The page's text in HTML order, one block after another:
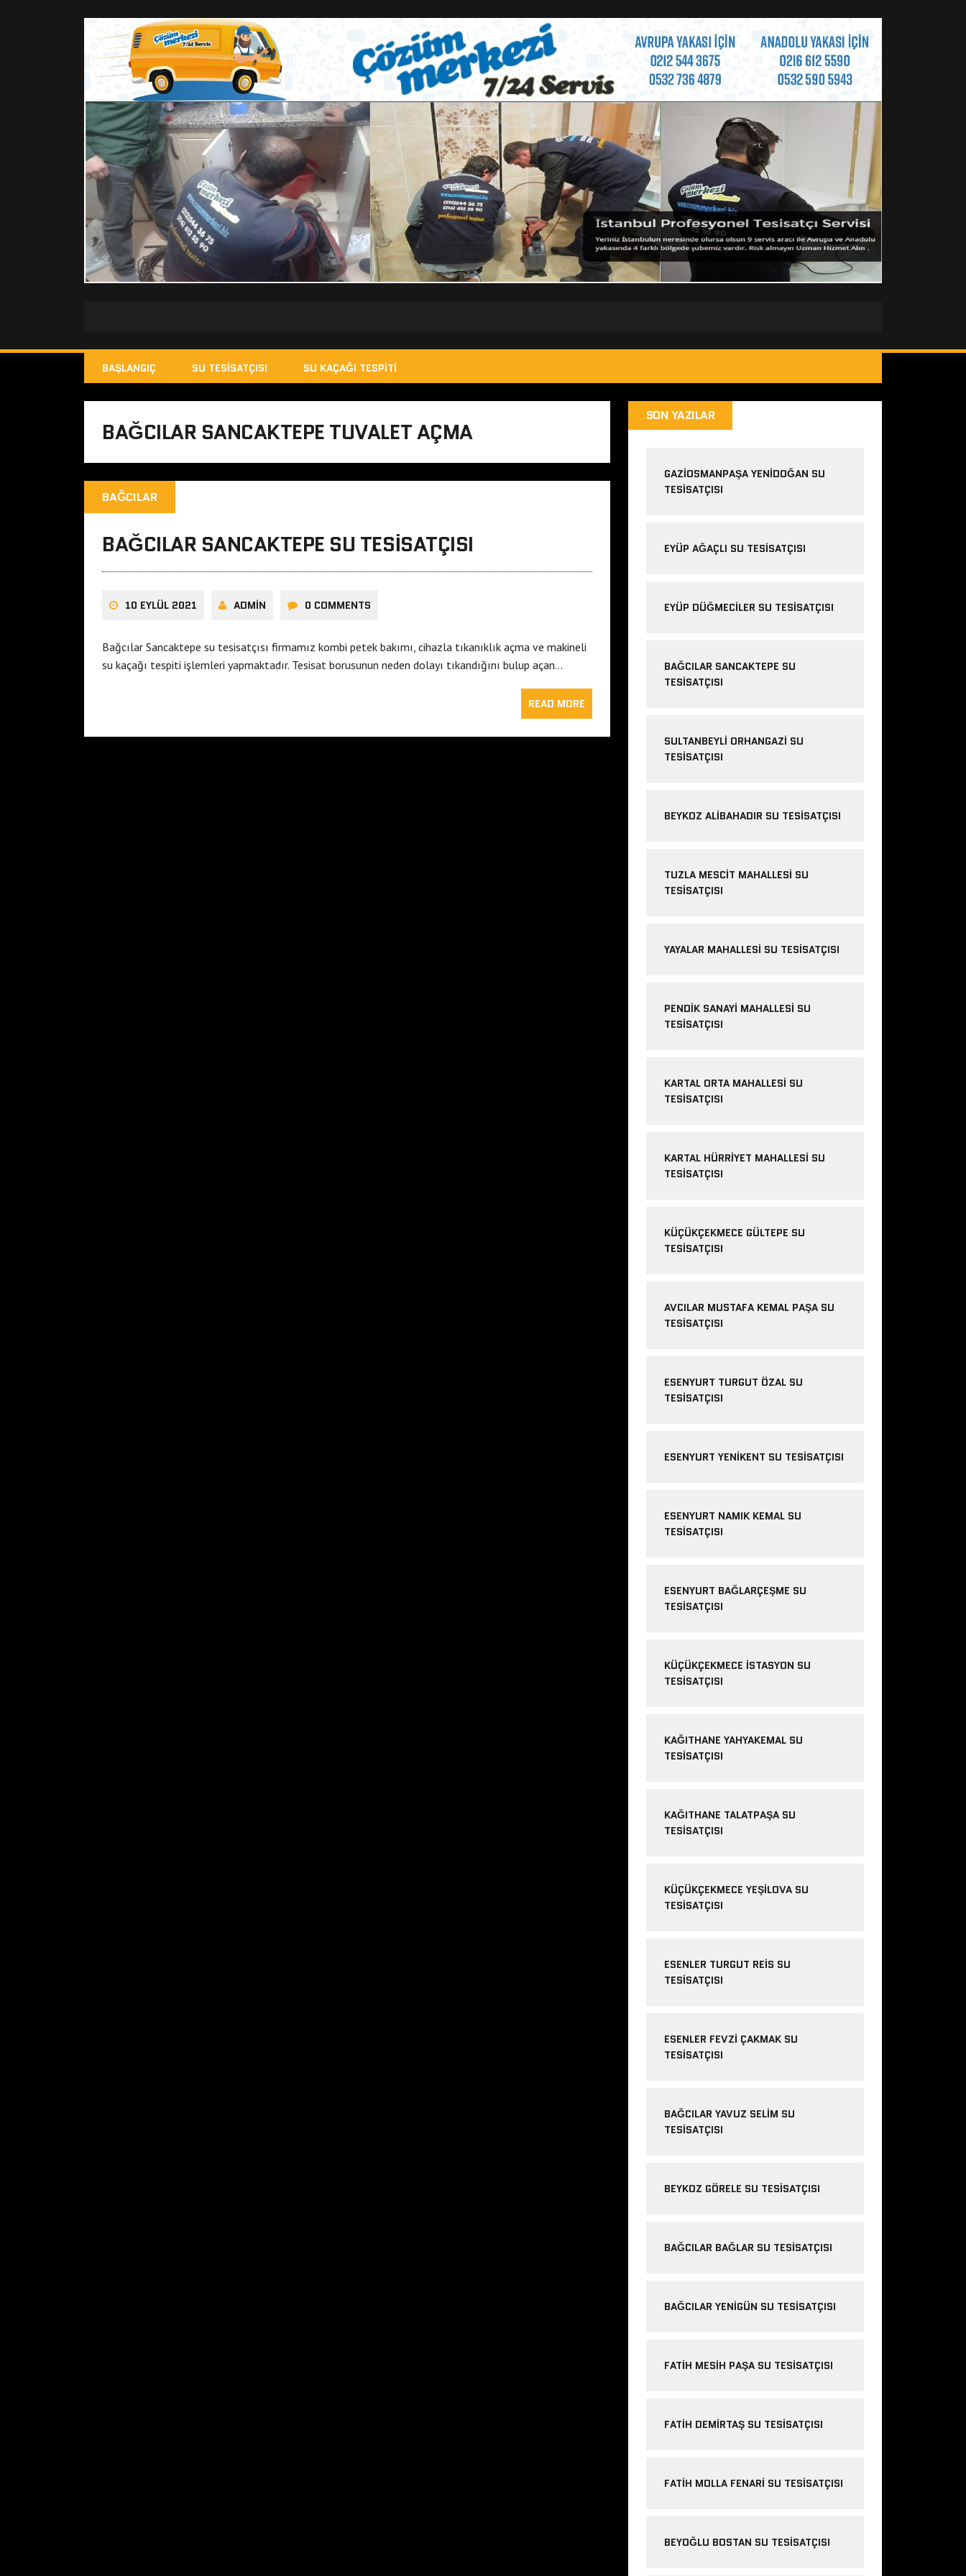
BAŞLANGIÇ SU TESISATÇISI SU KAÇAĞI TESPITI
BAĞCILAR SANCAKTEPE TUVALET AÇMA
BAĞCILAR
BAĞCILAR SANCAKTEPE SU TESISATÇISI
10 EYLÜL 2021 ADMIN 0 COMMENTS
Bağcılar Sancaktepe su tesisatçısı firmamız kombi petek bakımı, cihazla tıkanıklık açma ve makineli
su kaçağı tespiti işlemleri yapmaktadır. Tesisat borusunun neden dolayı tıkandığını bulup açan…
READ MORE
SON YAZILAR
GAZIOSMANPAŞA YENIDOĞAN SU
TESISATÇISI
EYÜP AĞAÇLI SU TESISATÇISI
EYÜP DÜĞMECILER SU TESISATÇISI
BAĞCILAR SANCAKTEPE SU
TESISATÇISI
SULTANBEYLI ORHANGAZI SU
TESISATÇISI
BEYKOZ ALIBAHADIR SU TESISATÇISI
TUZLA MESCIT MAHALLESI SU
TESISATÇISI
YAYALAR MAHALLESI SU TESISATÇISI
PENDIK SANAYI MAHALLESI SU
TESISATÇISI
KARTAL ORTA MAHALLESI SU
TESISATÇISI
KARTAL HÜRRIYET MAHALLESI SU
TESISATÇISI
KÜÇÜKÇEKMECE GÜLTEPE SU
TESISATÇISI
AVCILAR MUSTAFA KEMAL PAŞA SU
TESISATÇISI
ESENYURT TURGUT ÖZAL SU
TESISATÇISI
ESENYURT YENIKENT SU TESISATÇISI
ESENYURT NAMIK KEMAL SU
TESISATÇISI
ESENYURT BAĞLARÇEŞME SU
TESISATÇISI
KÜÇÜKÇEKMECE ISTASYON SU
TESISATÇISI
KAĞITHANE YAHYAKEMAL SU
TESISATÇISI
KAĞITHANE TALATPAŞA SU
TESISATÇISI
KÜÇÜKÇEKMECE YEŞILOVA SU
TESISATÇISI
ESENLER TURGUT REIS SU
TESISATÇISI
ESENLER FEVZI ÇAKMAK SU
TESISATÇISI
BAĞCILAR YAVUZ SELIM SU
TESISATÇISI
BEYKOZ GÖRELE SU TESISATÇISI
BAĞCILAR BAĞLAR SU TESISATÇISI
BAĞCILAR YENIGÜN SU TESISATÇISI
FATIH MESIH PAŞA SU TESISATÇISI
FATIH DEMIRTAŞ SU TESISATÇISI
FATIH MOLLA FENARI SU TESISATÇISI
BEYOĞLU BOSTAN SU TESISATÇISI